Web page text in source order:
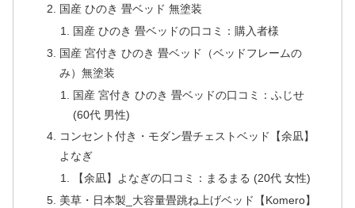
国産 ひのき 畳ベッド 無塗装
国産 ひのき 畳ベッドの口コミ：購入者様
国産 宮付き ひのき 畳ベッド（ベッドフレームの
み）無塗装
国産 宮付き ひのき 畳ベッドの口コミ：ふじせ
(60代 男性)
コンセント付き・モダン畳チェストベッド【余凪】
よなぎ
【余凪】よなぎの口コミ：まるまる (20代 女性)
美草・日本製_大容量畳跳ね上げベッド【Komero】